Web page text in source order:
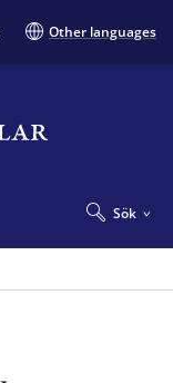
Other languages
Sök